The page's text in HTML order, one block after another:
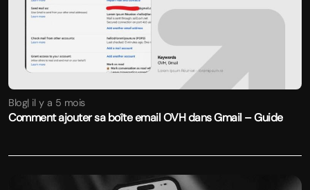
Blog| il y a 5 mois
Comment ajouter sa boîte email OVH dans Gmail – Guide